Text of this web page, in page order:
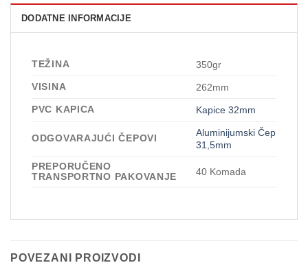
DODATNE INFORMACIJE
TEŽINA
350gr
VISINA
262mm
PVC KAPICA
Kapice 32mm
ODGOVARAJUĆI ČEPOVI
Aluminijumski Čep
31,5mm
PREPORUČENO
TRANSPORTNO PAKOVANJE
40 Komada
POVEZANI PROIZVODI